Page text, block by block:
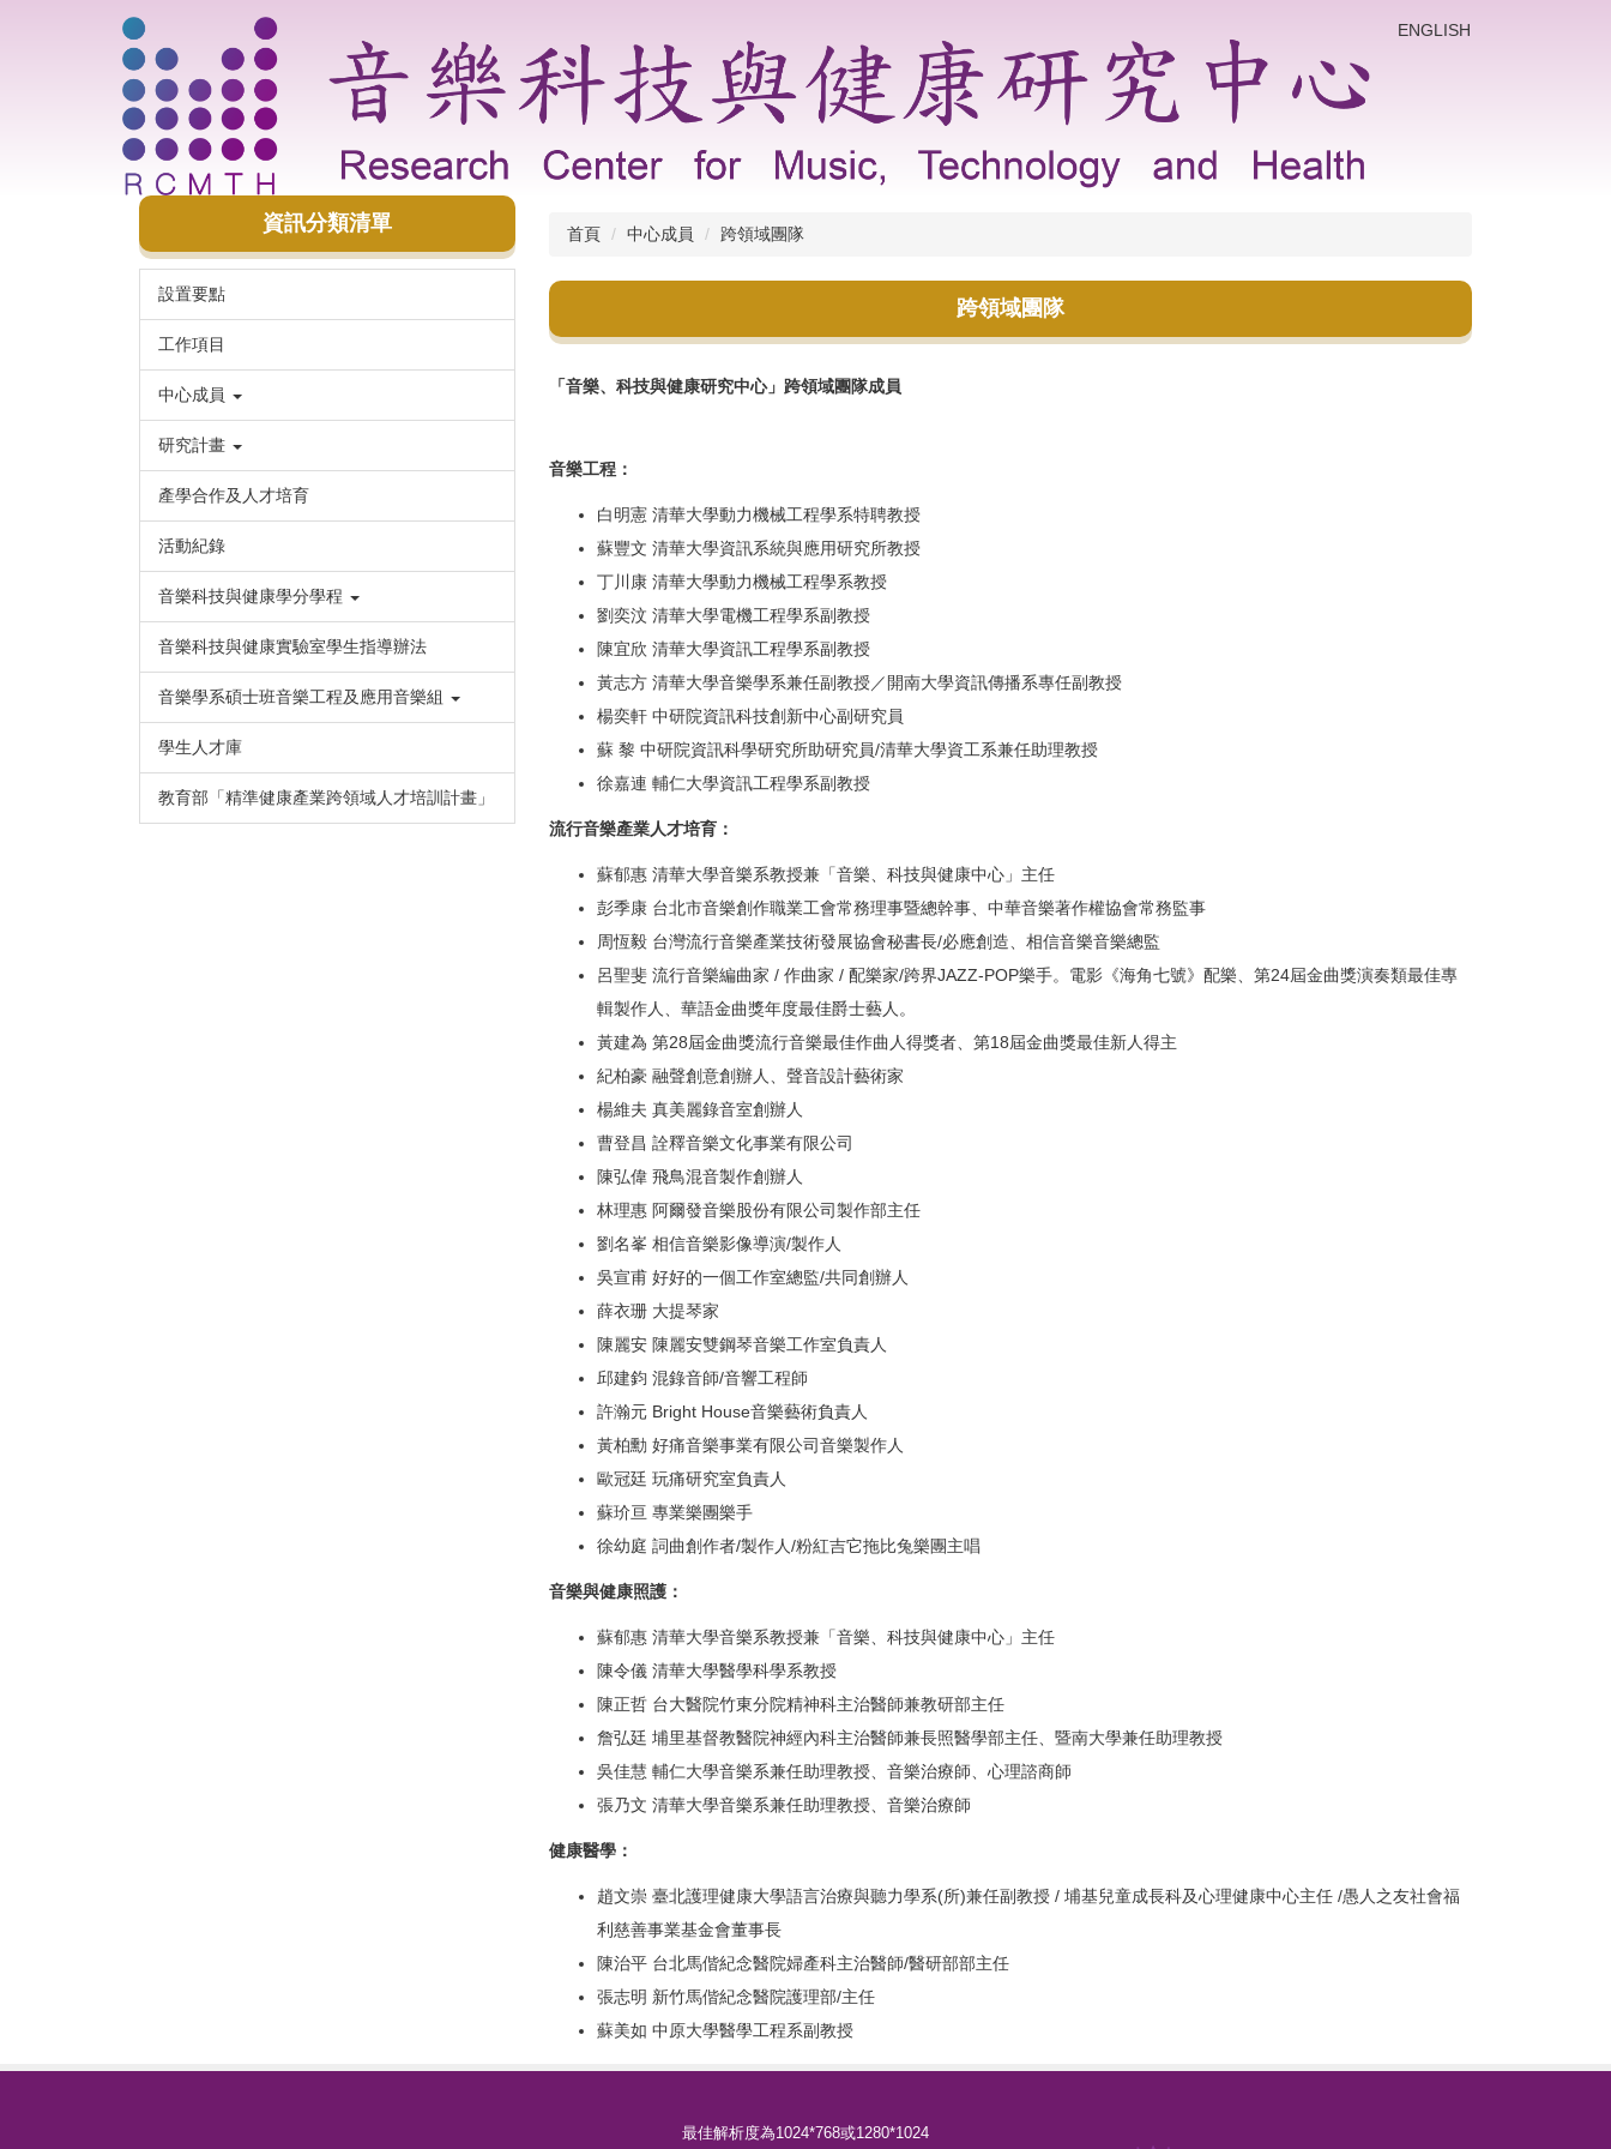
ENGLISH
資訊分類清單
設置要點
工作項目
中心成員
研究計畫
產學合作及人才培育
活動紀錄
音樂科技與健康學分學程
音樂科技與健康實驗室學生指導辦法
音樂學系碩士班音樂工程及應用音樂組
學生人才庫
教育部「精準健康產業跨領域人才培訓計畫」
首頁 中心成員 跨領域團隊
跨領域團隊
「音樂、科技與健康研究中心」跨領域團隊成員
音樂工程：
白明憲 清華大學動力機械工程學系特聘教授
蘇豐文 清華大學資訊系統與應用研究所教授
丁川康 清華大學動力機械工程學系教授
劉奕汶 清華大學電機工程學系副教授
陳宜欣 清華大學資訊工程學系副教授
黃志方 清華大學音樂學系兼任副教授／開南大學資訊傳播系專任副教授
楊奕軒 中研院資訊科技創新中心副研究員
蘇 黎 中研院資訊科學研究所助研究員/清華大學資工系兼任助理教授
徐嘉連 輔仁大學資訊工程學系副教授
流行音樂產業人才培育：
蘇郁惠 清華大學音樂系教授兼「音樂、科技與健康中心」主任
彭季康 台北市音樂創作職業工會常務理事暨總幹事、中華音樂著作權協會常務監事
周恆毅 台灣流行音樂產業技術發展協會秘書長/必應創造、相信音樂音樂總監
呂聖斐 流行音樂編曲家 / 作曲家 / 配樂家/跨界JAZZ-POP樂手。電影《海角七號》配樂、第24屆金曲獎演奏類最佳專
輯製作人、華語金曲獎年度最佳爵士藝人。
黃建為 第28屆金曲獎流行音樂最佳作曲人得獎者、第18屆金曲獎最佳新人得主
紀柏豪 融聲創意創辦人、聲音設計藝術家
楊維夫 真美麗錄音室創辦人
曹登昌 詮釋音樂文化事業有限公司
陳弘偉 飛鳥混音製作創辦人
林理惠 阿爾發音樂股份有限公司製作部主任
劉名峯 相信音樂影像導演/製作人
吳宣甫 好好的一個工作室總監/共同創辦人
薛衣珊 大提琴家
陳麗安 陳麗安雙鋼琴音樂工作室負責人
邱建鈞 混錄音師/音響工程師
許瀚元 Bright House音樂藝術負責人
黃柏勳 好痛音樂事業有限公司音樂製作人
歐冠廷 玩痛研究室負責人
蘇玠亘 專業樂團樂手
徐幼庭 詞曲創作者/製作人/粉紅吉它拖比兔樂團主唱
音樂與健康照護：
蘇郁惠 清華大學音樂系教授兼「音樂、科技與健康中心」主任
陳令儀 清華大學醫學科學系教授
陳正哲 台大醫院竹東分院精神科主治醫師兼教研部主任
詹弘廷 埔里基督教醫院神經內科主治醫師兼長照醫學部主任、暨南大學兼任助理教授
吳佳慧 輔仁大學音樂系兼任助理教授、音樂治療師、心理諮商師
張乃文 清華大學音樂系兼任助理教授、音樂治療師
健康醫學：
趙文崇 臺北護理健康大學語言治療與聽力學系(所)兼任副教授 / 埔基兒童成長科及心理健康中心主任 /愚人之友社會福
利慈善事業基金會董事長
陳治平 台北馬偕紀念醫院婦產科主治醫師/醫研部部主任
張志明 新竹馬偕紀念醫院護理部/主任
蘇美如 中原大學醫學工程系副教授
最佳解析度為1024*768或1280*1024